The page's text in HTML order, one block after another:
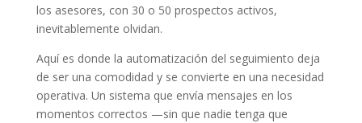
los asesores, con 30 o 50 prospectos activos,
inevitablemente olvidan.
Aquí es donde la automatización del seguimiento deja
de ser una comodidad y se convierte en una necesidad
operativa. Un sistema que envía mensajes en los
momentos correctos —sin que nadie tenga que